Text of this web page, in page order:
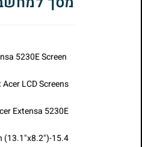
Acer LCD Screens
Extensa 5230E
15.4-inch WideScreen (13.1"x8.2")